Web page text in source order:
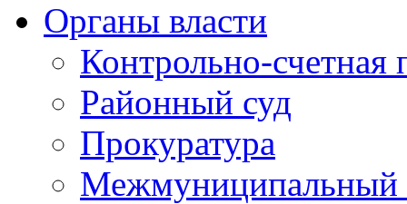
Органы власти
Контрольно-счетная
Районный суд
Прокуратура
Межмуниципальный